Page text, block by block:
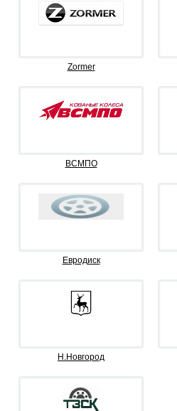
Zormer
ВСМПО
Евродиск
Н.Новгород